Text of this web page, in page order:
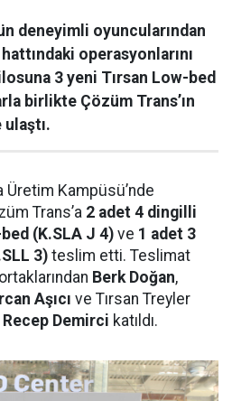
deneyimli oyuncularından
operasyonlarını
3 yeni Tırsan Low-bed
birlikte Çözüm Trans’ın
ulaştı.
Üretim Kampüsü’nde
Trans’a 2 adet 4 dingilli
(K.SLA J 4) ve 1 adet 3
3) teslim etti. Teslimat
Berk Doğan,
Aşıcı ve Tırsan Treyler
Recep Demirci katıldı.